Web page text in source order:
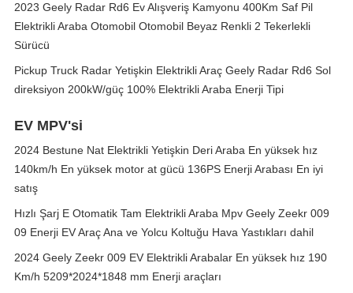
2023 Geely Radar Rd6 Ev Alışveriş Kamyonu 400Km Saf Pil
Elektrikli Araba Otomobil Otomobil Beyaz Renkli 2 Tekerlekli
Sürücü
Pickup Truck Radar Yetişkin Elektrikli Araç Geely Radar Rd6 Sol
direksiyon 200kW/güç 100% Elektrikli Araba Enerji Tipi
EV MPV'si
2024 Bestune Nat Elektrikli Yetişkin Deri Araba En yüksek hız
140km/h En yüksek motor at gücü 136PS Enerji Arabası En iyi
satış
Hızlı Şarj E Otomatik Tam Elektrikli Araba Mpv Geely Zeekr 009
09 Enerji EV Araç Ana ve Yolcu Koltuğu Hava Yastıkları dahil
2024 Geely Zeekr 009 EV Elektrikli Arabalar En yüksek hız 190
Km/h 5209*2024*1848 mm Enerji araçları